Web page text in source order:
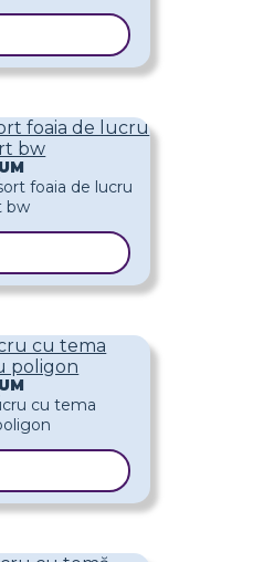
foaia de lucru
bw
cu tema
poligon